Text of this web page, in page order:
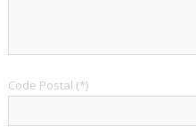
Code Postal (*)